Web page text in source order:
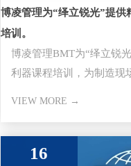
博凌管理为“绎立锐光”提
培训。
博凌管理BMT为“绎立锐
利器课程培训，为制造现
VIEW MORE →
16